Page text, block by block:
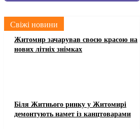
Свіжі новини
Житомир зачарував своєю красою на
нових літніх знімках
Біля Житнього ринку у Житомирі
демонтують намет із канцтоварами